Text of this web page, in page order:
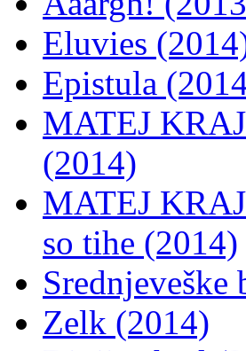
Eluvies
Epistula
MATEJ
(2014)
MATEJ
so tihe (2014)
Srednjeveške
Zelk (2014)